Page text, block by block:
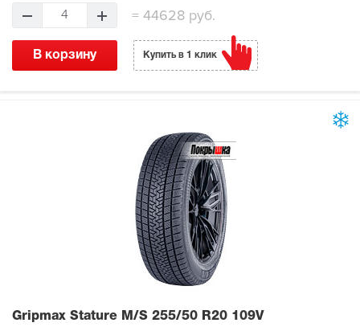
4 =44628 руб.
В корзину Купить в 1 клик
Gripmax Stature M/S 255/50 R20 109V